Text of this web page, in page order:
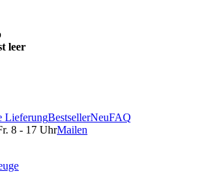
leer
LieferungBestsellerNeuFAQ
8 - 17 UhrMailen